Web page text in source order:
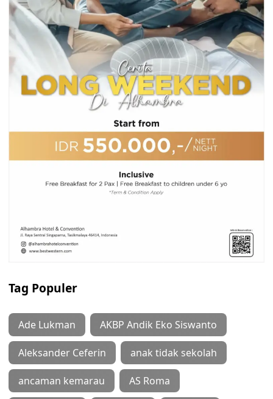
Tag Populer
Ade Lukman AKBP Andik Eko Siswanto
Aleksander Ceferin anak tidak sekolah
ancaman kemarau AS Roma